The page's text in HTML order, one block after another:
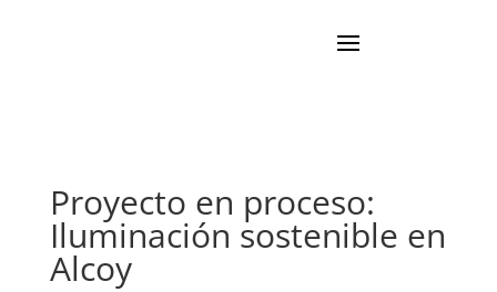
Proyecto en proceso:
Iluminación sostenible en
Alcoy